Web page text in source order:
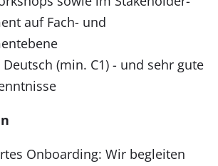
auf Fach- und
(min. C1) - und sehr gute
Onboarding: Wir begleiten